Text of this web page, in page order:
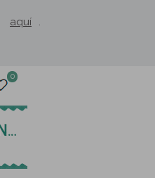
aquí
.
0